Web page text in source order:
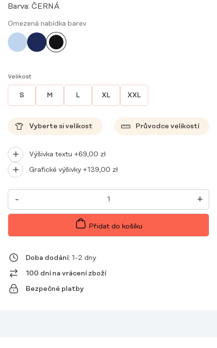
Barva: ČERNÁ
Omezená nabídka barev
Velikost
S M L XL XXL
Vyberte si velikost Průvodce velikostí
Výšivka textu +69,00 zł
Grafické výšivky +139,00 zł
-
PÁNSKÁ
LÉKAŘSKÁ
BLŮZA
POLO
+
Přidat do košíku
Doba dodání: 1-2 dny
100 dní na vrácení zboží
Bezpečné platby